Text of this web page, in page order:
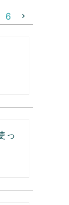
6
っ